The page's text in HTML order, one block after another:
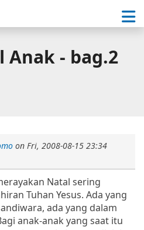
Anak - bag.2
on Fri, 2008-08-15 23:34
Natal sering
Tuhan Yesus. Ada yang
ada yang dalam
anak-anak yang saat itu